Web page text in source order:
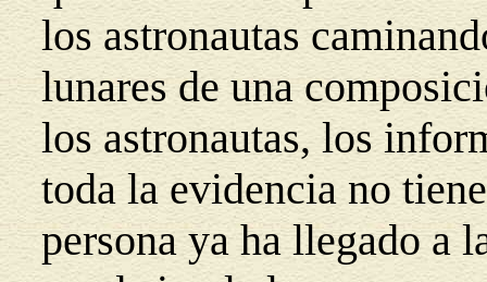
los astronautas
lunares de una
los astronautas, los
toda la evidencia no
persona ya ha llegado a